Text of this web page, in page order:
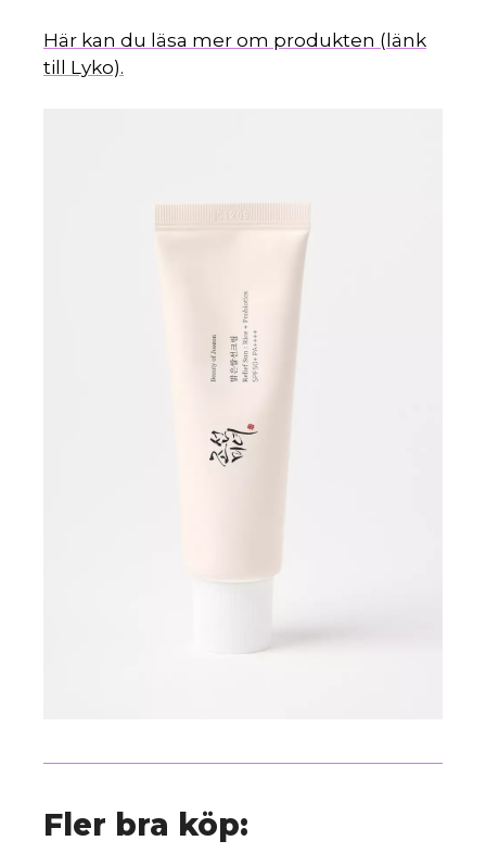
Här kan du läsa mer om produkten (länk
till Lyko).
Fler bra köp: